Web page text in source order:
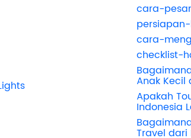
cara-
cara-
checklist-
Anak Kecil
Apakah
Indonesia
Travel dari